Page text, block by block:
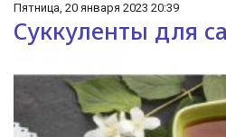
Пятница, 20 января 2023 20:39
Суккуленты для